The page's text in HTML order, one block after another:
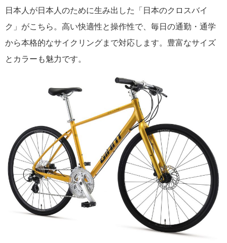
日本人が日本人のために生み出した「日本のクロスバイ
ク」がこちら。高い快適性と操作性で、毎日の通勤・通学
から本格的なサイクリングまで対応します。豊富なサイズ
とカラーも魅力です。